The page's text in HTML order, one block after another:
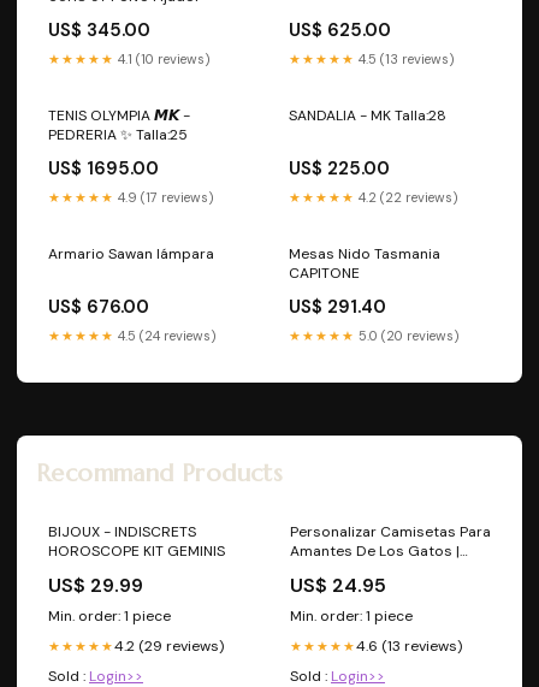
US$ 345.00
★★★★★ 4.1 (10 reviews)
US$ 625.00
★★★★★ 4.5 (13 reviews)
TENIS OLYMPIA 𝙈𝙆 -
PEDRERIA ✨ Talla:25
US$ 1695.00
★★★★★ 4.9 (17 reviews)
SANDALIA - MK Talla:28
US$ 225.00
★★★★★ 4.2 (22 reviews)
Armario Sawan lámpara
US$ 676.00
★★★★★ 4.5 (24 reviews)
Mesas Nido Tasmania
CAPITONE
US$ 291.40
★★★★★ 5.0 (20 reviews)
Recommand Products
BIJOUX - INDISCRETS
HOROSCOPE KIT GEMINIS
US$ 29.99
Min. order: 1 piece
★★★★★4.2 (29 reviews)
Sold : Login>>
Personalizar Camisetas Para
Amantes De Los Gatos |
Amantes De Los Gatos |
Camiseta Oficial Gato
Size:XL
US$ 24.95
Min. order: 1 piece
★★★★★4.6 (13 reviews)
Sold : Login>>